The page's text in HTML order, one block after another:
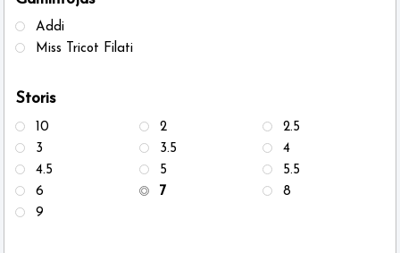
Addi
Miss Tricot Filati
Storis
10 2
2.5
3
3.5
4
4.5
5
5.5
6
7
8
9